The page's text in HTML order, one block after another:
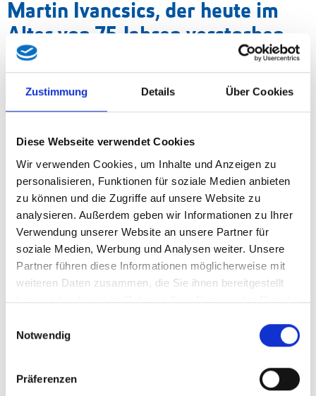
Zustimmung Details Über Cookies
Diese Webseite verwendet Cookies
Wir verwenden Cookies, um Inhalte und Anzeigen zu
personalisieren, Funktionen für soziale Medien anbieten
zu können und die Zugriffe auf unsere Website zu
analysieren. Außerdem geben wir Informationen zu Ihrer
Verwendung unserer Website an unsere Partner für
soziale Medien, Werbung und Analysen weiter. Unsere
Partner führen diese Informationen möglicherweise mit
weiteren Daten zusammen, die Sie ihnen bereitgestellt
haben oder die sie im Rahmen Ihrer Nutzung der Dienste
Notwendig
Präferenzen
Martin Ivancsics, der heute im
Alter von 75 Jahren verstorben
ist.
„Mit Martin Ivancsics verliert das Burgenland eine prägende
außergewöhnlichem Engagement für die burgenländisch-
kroatische Volksgruppe gewirkt hat. Seine Haltung, sein
unserem Land sichtbare Spuren hinterlassen“, so Grandits.